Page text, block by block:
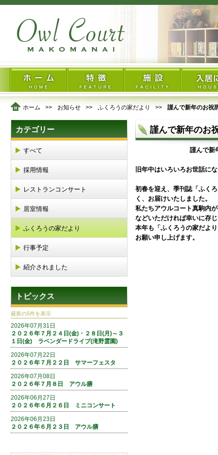
ホーム お知らせ ふくろうの家だより 謹んで新年のお祝
カテゴリー
すべて
採用情報
レストランコンサート
居室情報
ふくろうの家だより
行事予定
紹介されました
トピックス
最新の5件を表示
2026年07月31日
２０２６年７月２４日(金)・２８日(月)～３
１日(金) ラベンダードライブ(滝野霊園)
2026年07月22日
２０２６年７月２２日 サマーフェスタ
2026年07月08日
２０２６年７月８日 アウル膳
2026年06月27日
２０２６年６月２６日 ミニコンサート
2026年06月23日
２０２６年６月２３日 アウル膳
謹んで新年のお
謹んで新
旧年中はいろいろお世話に
初春を迎え、季刊誌「ふく
く、お届けいたしました。
私たちアウルコート真駒内
などいただければ幸いに存
本年も「ふくろうの家だよ
お願い申し上げます。